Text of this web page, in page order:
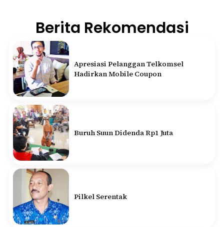
Berita Rekomendasi
Apresiasi Pelanggan Telkomsel
Hadirkan Mobile Coupon
Buruh Suun Didenda Rp1 Juta
Pilkel Serentak